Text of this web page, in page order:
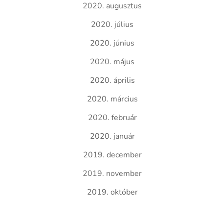
2020. augusztus
2020. július
2020. június
2020. május
2020. április
2020. március
2020. február
2020. január
2019. december
2019. november
2019. október